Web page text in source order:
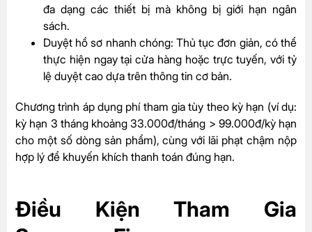
đa dạng các thiết bị mà không bị giới hạn ngân
sách.
Duyệt hồ sơ nhanh chóng: Thủ tục đơn giản, có thể
thực hiện ngay tại cửa hàng hoặc trực tuyến, với tỷ
lệ duyệt cao dựa trên thông tin cơ bản.
Chương trình áp dụng phí tham gia tùy theo kỳ hạn (ví dụ:
kỳ hạn 3 tháng khoảng 33.000đ/tháng > 99.000đ/kỳ hạn
cho một số dòng sản phẩm), cùng với lãi phạt chậm nộp
hợp lý để khuyến khích thanh toán đúng hạn.
Điều Kiện Tham Gia